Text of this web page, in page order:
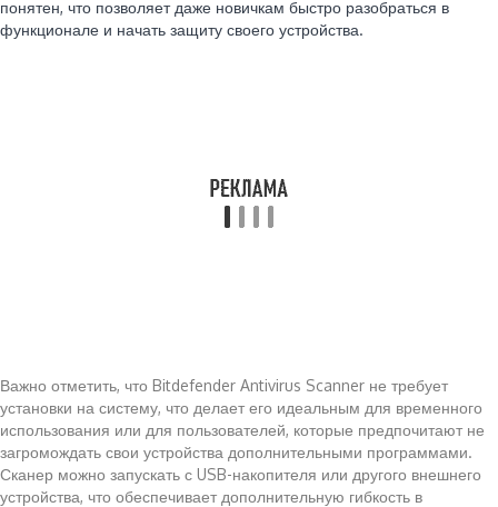
понятен, что позволяет даже новичкам быстро разобраться в
функционале и начать защиту своего устройства.
Важно отметить, что Bitdefender Antivirus Scanner не требует
установки на систему, что делает его идеальным для временного
использования или для пользователей, которые предпочитают не
загромождать свои устройства дополнительными программами.
Сканер можно запускать с USB-накопителя или другого внешнего
устройства, что обеспечивает дополнительную гибкость в